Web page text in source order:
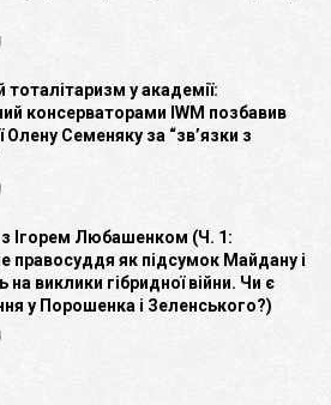
тоталітаризм у академії:
консерваторами IWM позбавив
Олену Семеняку за “зв’язки з
з Ігорем Любашенком (Ч. 1:
правосуддя як підсумок Майдану і
на виклики гібридної війни. Чи є
у Порошенка і Зеленського?)